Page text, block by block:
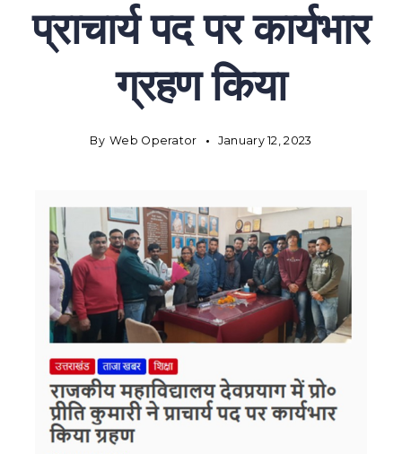
प्राचार्य पद पर कार्यभार
ग्रहण किया
By Web Operator January 12, 2023